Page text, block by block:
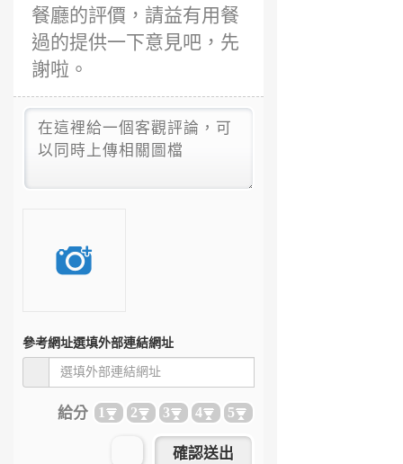
餐廳的評價，請益有用餐
過的提供一下意見吧，先
謝啦。
參考網址選填外部連結網址
給分 1 2 3 4 5